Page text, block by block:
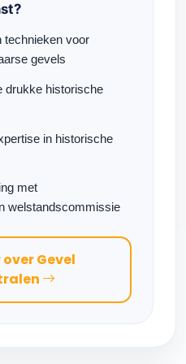
technieken voor
gevels
drukke historische
in historische
met
welstandscommissie
over Gevel